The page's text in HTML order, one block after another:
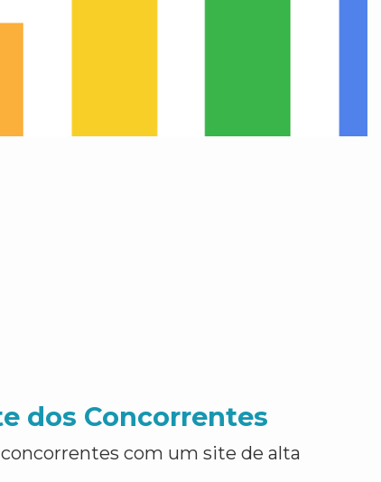
dos Concorrentes
com um site de alta